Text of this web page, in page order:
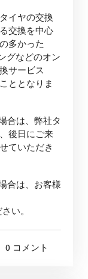
イヤの交換
交換を中心
多かった
グなどのオン
サービス
ととなりま
合は、弊社タ
後日にご来
ていただき
合は、お客様
い。
0 コメント